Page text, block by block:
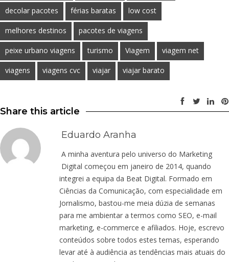
decolar pacotes férias baratas low cost
melhores destinos pacotes de viagens
peixe urbano viagens turismo Viagem viagem net
viagens viagens cvc viajar viajar barato
Share this article
Eduardo Aranha
A minha aventura pelo universo do Marketing
Digital começou em janeiro de 2014, quando
integrei a equipa da Beat Digital. Formado em
Ciências da Comunicação, com especialidade em
Jornalismo, bastou-me meia dúzia de semanas
para me ambientar a termos como SEO, e-mail
marketing, e-commerce e afiliados. Hoje, escrevo
conteúdos sobre todos estes temas, esperando
levar até à audiência as tendências mais atuais do